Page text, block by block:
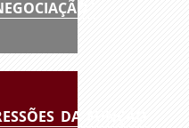
DA FUNÇÃO